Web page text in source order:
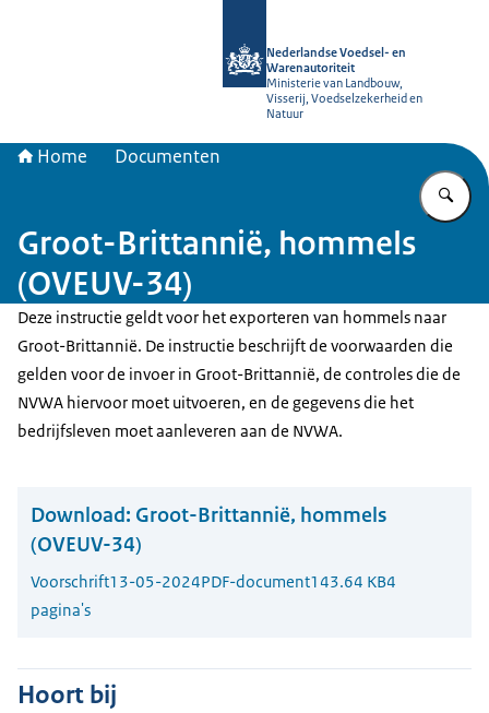
Nederlandse Voedsel- en
Warenautoriteit
Ministerie van Landbouw,
Visserij, Voedselzekerheid en
Natuur
Home Documenten
Groot-Brittannië, hommels
(OVEUV-34)
Deze instructie geldt voor het exporteren van hommels naar
Groot-Brittannië. De instructie beschrijft de voorwaarden die
gelden voor de invoer in Groot-Brittannië, de controles die de
NVWA hiervoor moet uitvoeren, en de gegevens die het
bedrijfsleven moet aanleveren aan de NVWA.
Download: Groot-Brittannië, hommels
(OVEUV-34)
Voorschrift13-05-2024PDF-document143.64 KB4
pagina's
Hoort bij